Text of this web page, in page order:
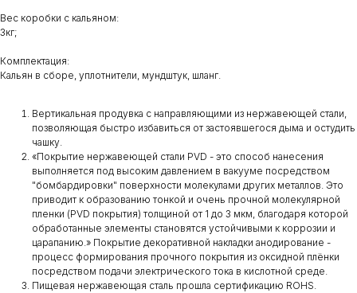
Вес коробки с кальяном:
3кг;
Комплектация:
Кальян в сборе, уплотнители, мундштук, шланг.
Вертикальная продувка с направляющими из нержавеющей стали,
позволяющая быстро избавиться от застоявшегося дыма и остудить
чашку.
«Покрытие нержавеющей стали PVD - это способ нанесения
выполняется под высоким давлением в вакууме посредством
"бомбардировки" поверхности молекулами других металлов. Это
приводит к образованию тонкой и очень прочной молекулярной
пленки (PVD покрытия) толщиной от 1 до 3 мкм, благодаря которой
обработанные элементы становятся устойчивыми к коррозии и
царапанию.» Покрытие декоративной накладки анодирование -
процесс формирования прочного покрытия из оксидной плёнки
посредством подачи электрического тока в кислотной среде.
Пищевая нержавеющая сталь прошла сертификацию ROHS.